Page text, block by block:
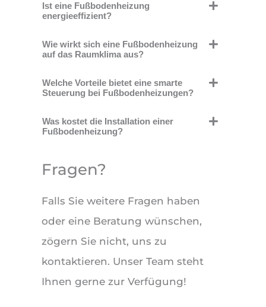
Ist eine Fußbodenheizung
energieeffizient?
Wie wirkt sich eine Fußbodenheizung
auf das Raumklima aus?
Welche Vorteile bietet eine smarte
Steuerung bei Fußbodenheizungen?
Was kostet die Installation einer
Fußbodenheizung?
Fragen?
Falls Sie weitere Fragen haben
oder eine Beratung wünschen,
zögern Sie nicht, uns zu
kontaktieren. Unser Team steht
Ihnen gerne zur Verfügung!